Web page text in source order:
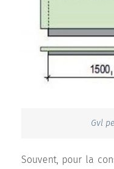
Gvl
Souvent, pour la